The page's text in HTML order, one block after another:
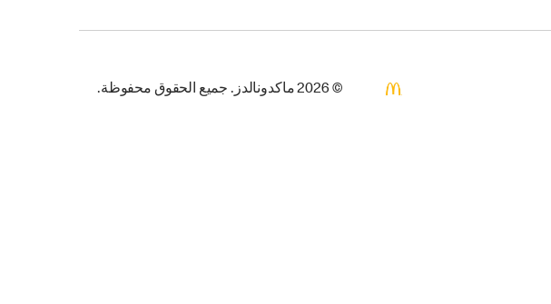
© 2026 ماكدونالدز. جميع الحقوق محفوظة.